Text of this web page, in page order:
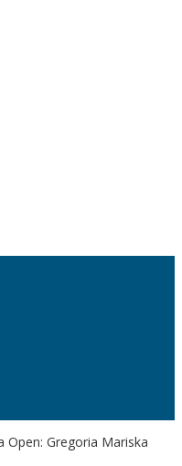
Open: Gregoria Mariska